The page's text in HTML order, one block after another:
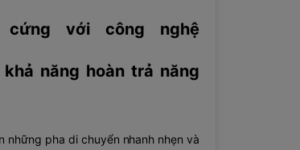
cứng với công nghệ
năng hoàn trả năng
những pha di chuyển nhanh nhẹn và